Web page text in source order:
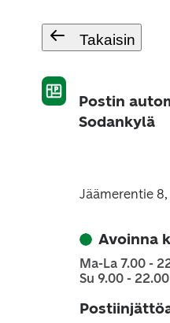
Takaisin
Postin
Sodankylä
Jäämerentie
Avoinna
Ma-La 7.00 -
Su 9.00 - 22.00